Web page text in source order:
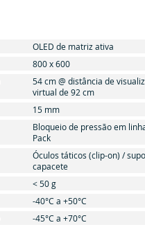
OLED de matriz ativa
800 x 600
54 cm @ distância de
virtual de 92 cm
15 mm
Bloqueio de pressão em
Pack
Óculos táticos (clip-on) /
capacete
< 50 g
-40°C a +50°C
-45°C a +70°C